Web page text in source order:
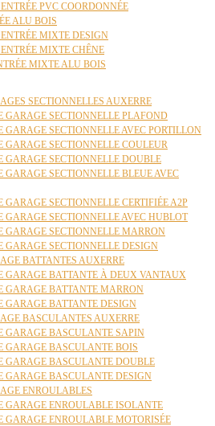
PVC COORDONNÉE
ALU BOIS
MIXTE DESIGN
MIXTE CHÊNE
MIXTE ALU BOIS
SECTIONNELLES AUXERRE
GARAGE SECTIONNELLE PLAFOND
GARAGE SECTIONNELLE AVEC PORTILLON
GARAGE SECTIONNELLE COULEUR
GARAGE SECTIONNELLE DOUBLE
GARAGE SECTIONNELLE BLEUE AVEC
GARAGE SECTIONNELLE CERTIFIÉE A2P
GARAGE SECTIONNELLE AVEC HUBLOT
GARAGE SECTIONNELLE MARRON
GARAGE SECTIONNELLE DESIGN
BATTANTES AUXERRE
GARAGE BATTANTE À DEUX VANTAUX
GARAGE BATTANTE MARRON
GARAGE BATTANTE DESIGN
BASCULANTES AUXERRE
GARAGE BASCULANTE SAPIN
GARAGE BASCULANTE BOIS
GARAGE BASCULANTE DOUBLE
GARAGE BASCULANTE DESIGN
ENROULABLES
GARAGE ENROULABLE ISOLANTE
GARAGE ENROULABLE MOTORISÉE